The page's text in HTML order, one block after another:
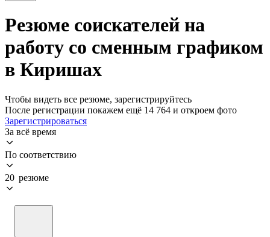
Резюме соискателей на
работу со сменным графиком
в Киришах
Чтобы видеть все резюме, зарегистрируйтесь
После регистрации покажем ещё 14 764 и откроем фото
Зарегистрироваться
За всё время
По соответствию
20 резюме